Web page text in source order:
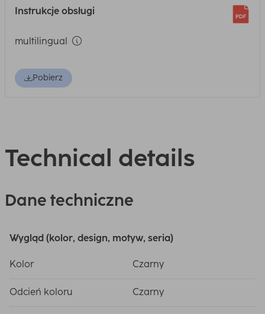
Instrukcje obsługi
multilingual
Pobierz
Technical details
Dane techniczne
Wygląd (kolor, design, motyw, seria)
Kolor Czarny
Odcień koloru Czarny